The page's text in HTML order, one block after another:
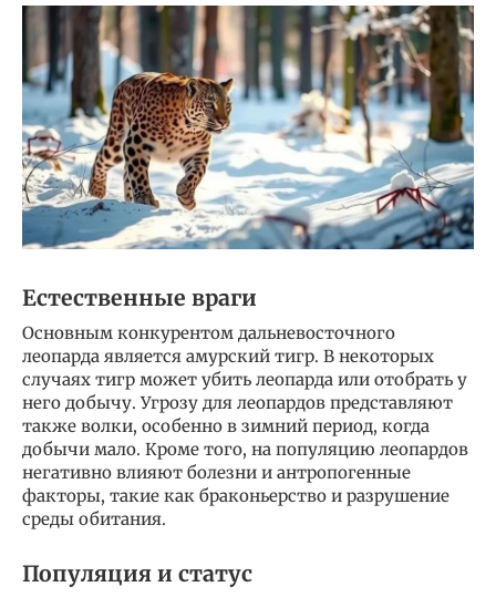
Естественные враги
Основным конкурентом дальневосточного
леопарда является амурский тигр. В некоторых
случаях тигр может убить леопарда или отобрать у
него добычу. Угрозу для леопардов представляют
также волки, особенно в зимний период, когда
добычи мало. Кроме того, на популяцию леопардов
негативно влияют болезни и антропогенные
факторы, такие как браконьерство и разрушение
среды обитания.
Популяция и статус